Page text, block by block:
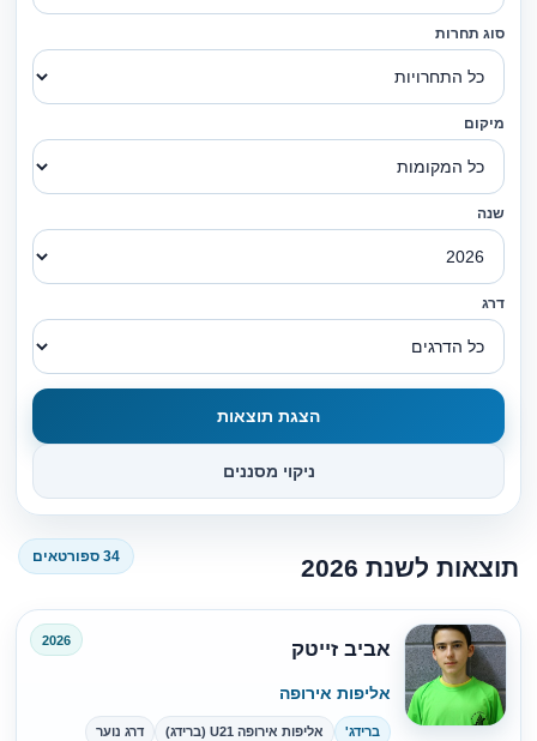
סוג תחרות
מיקום
שנה
דרג
הצגת תוצאות
ניקוי מסננים
תוצאות לשנת 2026 34 ספורטאים
אביב זייטק 2026
אליפות אירופה
ברידג' אליפות אירופה U21 (ברידג) דרג נוער